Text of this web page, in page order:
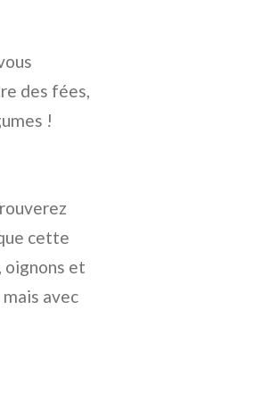
des fées,
!
cette
oignons et
avec